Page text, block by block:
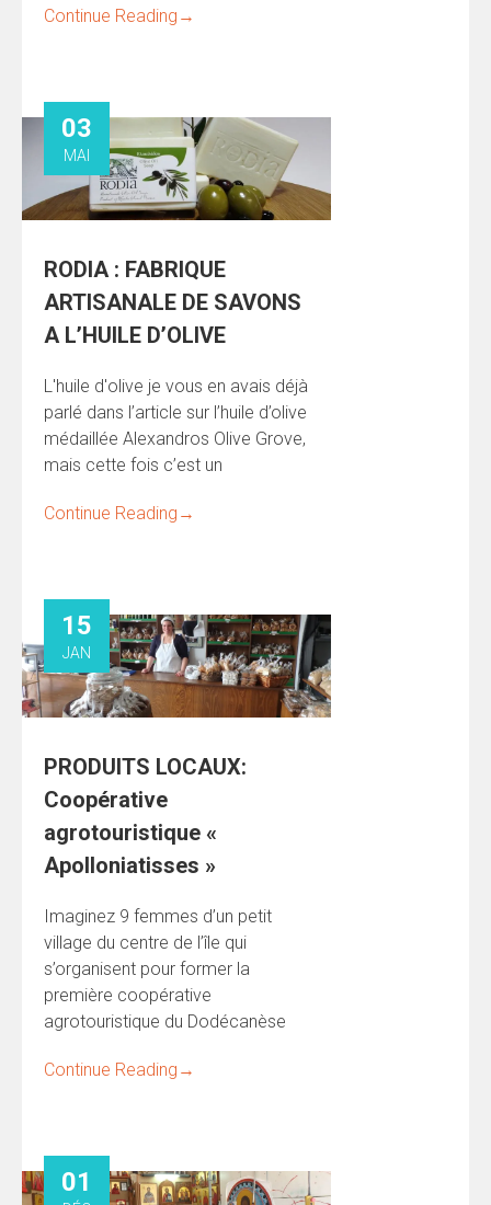
Continue Reading →
03
MAI
RODIA : FABRIQUE
ARTISANALE DE SAVONS
A L’HUILE D’OLIVE
L'huile d'olive je vous en avais déjà
parlé dans l’article sur l’huile d’olive
médaillée Alexandros Olive Grove,
mais cette fois c’est un
Continue Reading →
15
JAN
PRODUITS LOCAUX:
Coopérative
agrotouristique «
Apolloniatisses »
Imaginez 9 femmes d’un petit
village du centre de l’île qui
s’organisent pour former la
première coopérative
agrotouristique du Dodécanèse
Continue Reading →
01